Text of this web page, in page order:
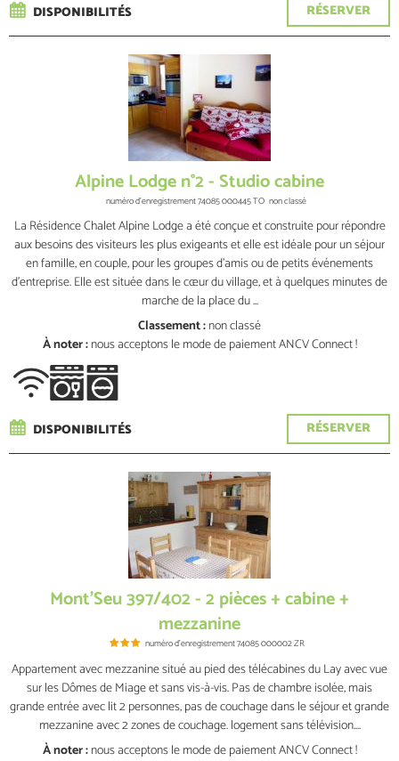
RÉSERVER
DISPONIBILITÉS
Alpine Lodge n°2 - Studio cabine
numéro d'enregistrement74085 000445 TO non classé
La Résidence Chalet Alpine Lodge a été conçue et construite pour répondre
aux besoins des visiteurs les plus exigeants et elle est idéale pour un séjour
en famille, en couple, pour les groupes d'amis ou de petits événements
d'entreprise. Elle est située dans le cœur du village, et à quelques minutes de
marche de la place du ...
Classement :non classé
À noter :nous acceptons le mode de paiement ANCV Connect !
RÉSERVER
DISPONIBILITÉS
Mont'Seu 397/402 - 2 pièces + cabine +
mezzanine
numéro d'enregistrement74085 000002 ZR
Appartement avec mezzanine situé au pied des télécabines du Lay avec vue
sur les Dômes de Miage et sans vis-à-vis. Pas de chambre isolée, mais
grande entrée avec lit 2 personnes, pas de couchage dans le séjour et grande
mezzanine avec 2 zones de couchage. logement sans télévision....
À noter :nous acceptons le mode de paiement ANCV Connect !